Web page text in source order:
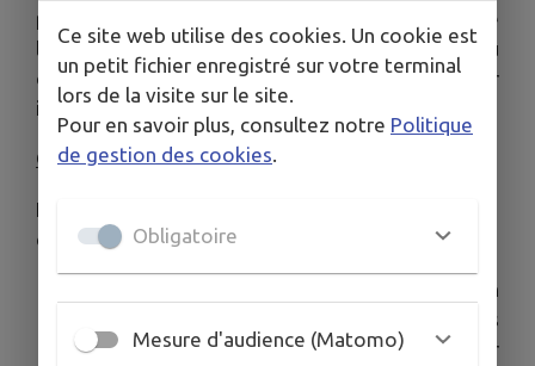
peut être faite en ligne. En effet, le protocole de
l’enquête ayant évolué, la réponse au
questionnaire peut se faire maintenant par
internet.
Cette mission ponctuelle vous intéresse ?
En postulant, vous vous engagez à être
disponible :
Pour suivre les 2 demi-journées de formation
et les 3 ou 4 jours de préparation des
opérations de recensement du secteur
Ce site web utilise des cookies. Un cookie est
un petit fichier enregistré sur votre terminal
lors de la visite sur le site.
Pour en savoir plus, consultez notre Politique
de gestion des cookies
Obligatoire
Mesure d'audience (Matomo)